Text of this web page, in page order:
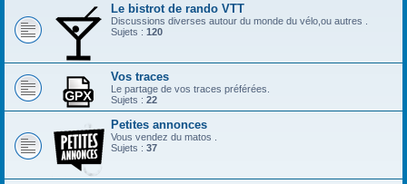
Le bistrot de rando VTT
Discussions diverses autour du monde du vélo,ou autres .
Sujets : 120
Vos traces
Le partage de vos traces préférées.
Sujets : 22
Petites annonces
Vous vendez du matos .
Sujets : 37